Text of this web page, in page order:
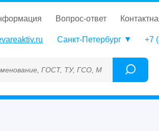
вопрос-ответ
Санкт-Петербург +7
ТУ, ГСО, МСО, ОСО, СОП, ГРСИ,